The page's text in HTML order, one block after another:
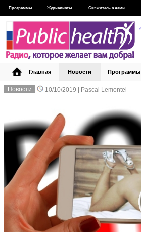
Новости 10/10/2019 | Pascal Lemontel
Программы Журналисты Свяжитесь с нами
Главная Новости Программы